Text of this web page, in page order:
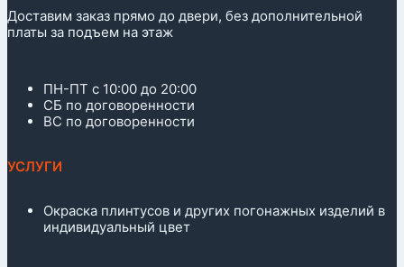
Доставим заказ прямо до двери, без дополнительной
платы за подъем на этаж
ПН-ПТ с 10:00 до 20:00
СБ по договоренности
ВС по договоренности
УСЛУГИ
Окраска плинтусов и других погонажных изделий в
индивидуальный цвет